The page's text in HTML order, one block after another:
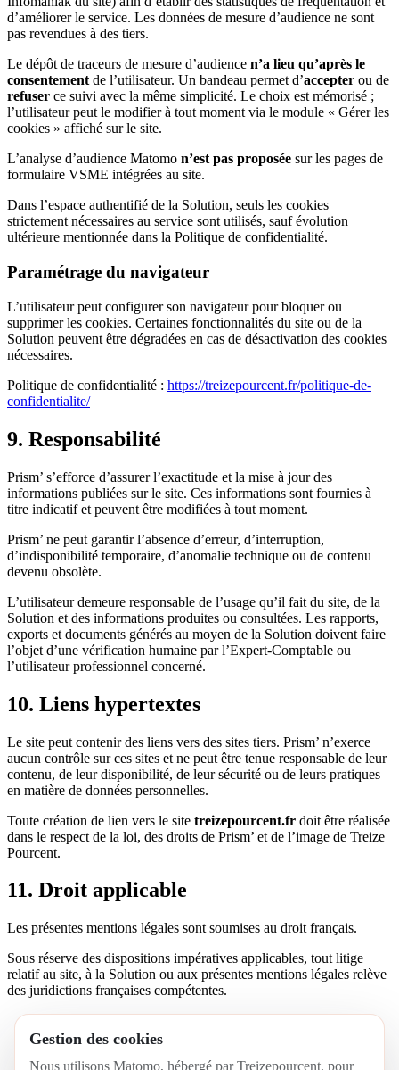
d’améliorer le service. Les données de mesure d’audience ne sont
pas revendues à des tiers.
Le dépôt de traceurs de mesure d’audience n’a lieu qu’après le
consentementde l’utilisateur. Un bandeau permet d’accepter ou de
refuser ce suivi avec la même simplicité. Le choix est mémorisé ;
l’utilisateur peut le modifier à tout moment via le module « Gérer les
cookies » affiché sur le site.
L’analyse d’audience Matomo n’est pas proposée sur les pages de
formulaire VSME intégrées au site.
Dans l’espace authentifié de la Solution, seuls les cookies
strictement nécessaires au service sont utilisés, sauf évolution
ultérieure mentionnée dans la Politique de confidentialité.
Paramétrage du navigateur
L’utilisateur peut configurer son navigateur pour bloquer ou
supprimer les cookies. Certaines fonctionnalités du site ou de la
Solution peuvent être dégradées en cas de désactivation des cookies
nécessaires.
Politique de confidentialité : https://treizepourcent.fr/politique-de-
confidentialite/
9. Responsabilité
Prism’ s’efforce d’assurer l’exactitude et la mise à jour des
informations publiées sur le site. Ces informations sont fournies à
titre indicatif et peuvent être modifiées à tout moment.
Prism’ ne peut garantir l’absence d’erreur, d’interruption,
d’indisponibilité temporaire, d’anomalie technique ou de contenu
devenu obsolète.
L’utilisateur demeure responsable de l’usage qu’il fait du site, de la
Solution et des informations produites ou consultées. Les rapports,
exports et documents générés au moyen de la Solution doivent faire
l’objet d’une vérification humaine par l’Expert-Comptable ou
l’utilisateur professionnel concerné.
10. Liens hypertextes
Le site peut contenir des liens vers des sites tiers. Prism’ n’exerce
aucun contrôle sur ces sites et ne peut être tenue responsable de leur
contenu, de leur disponibilité, de leur sécurité ou de leurs pratiques
en matière de données personnelles.
Toute création de lien vers le site treizepourcent.fr doit être réalisée
dans le respect de la loi, des droits de Prism’ et de l’image de Treize
Pourcent.
11. Droit applicable
Les présentes mentions légales sont soumises au droit français.
Sous réserve des dispositions impératives applicables, tout litige
relatif au site, à la Solution ou aux présentes mentions légales relève
des juridictions françaises compétentes.
Conditions générales d’utilisation
Gestion des cookies
Nous utilisons Matomo, hébergé par Treizepourcent, pour